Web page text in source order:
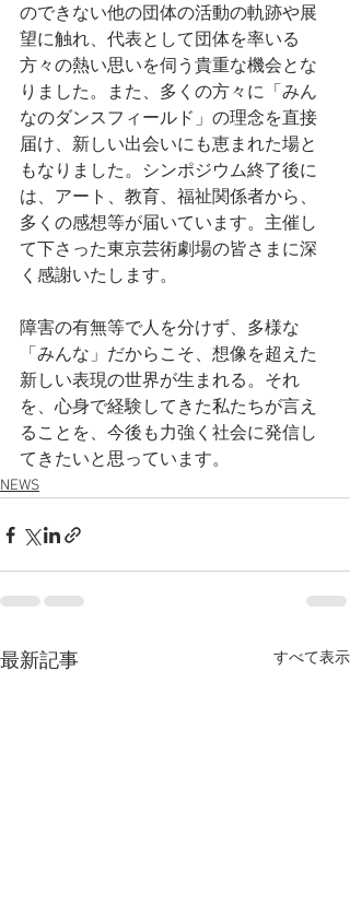
のできない他の団体の活動の軌跡や展
望に触れ、代表として団体を率いる
方々の熱い思いを伺う貴重な機会とな
りました。また、多くの方々に「みん
なのダンスフィールド」の理念を直接
届け、新しい出会いにも恵まれた場と
もなりました。シンポジウム終了後に
は、アート、教育、福祉関係者から、
多くの感想等が届いています。主催し
て下さった東京芸術劇場の皆さまに深
く感謝いたします。
障害の有無等で人を分けず、多様な
「みんな」だからこそ、想像を超えた
新しい表現の世界が生まれる。それ
を、心身で経験してきた私たちが言え
ることを、今後も力強く社会に発信し
てきたいと思っています。
NEWS
最新記事 すべて表示